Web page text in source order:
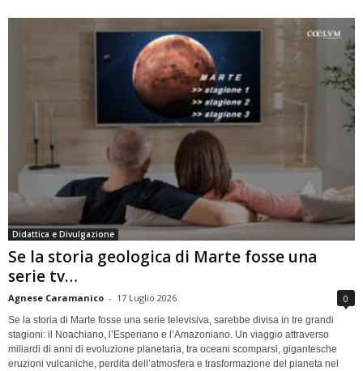
Didattica e Divulgazione
Se la storia geologica di Marte fosse una
serie tv…
Agnese Caramanico - 17 Luglio 2026 0
Se la storia di Marte fosse una serie televisiva, sarebbe divisa in tre grandi
stagioni: il Noachiano, l’Esperiano e l’Amazoniano. Un viaggio attraverso
miliardi di anni di evoluzione planetaria, tra oceani scomparsi, gigantesche
eruzioni vulcaniche, perdita dell’atmosfera e trasformazione del pianeta nel